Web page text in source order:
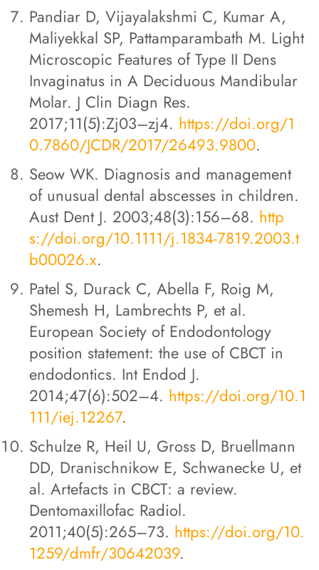
Pandiar D, Vijayalakshmi C, Kumar A,
Maliyekkal SP, Pattamparambath M. Light
Microscopic Features of Type II Dens
Invaginatus in A Deciduous Mandibular
Molar. J Clin Diagn Res.
2017;11(5):Zj03–zj4. https://doi.org/1
0.7860/JCDR/2017/26493.9800.
Seow WK. Diagnosis and management
of unusual dental abscesses in children.
Aust Dent J. 2003;48(3):156–68. http
s://doi.org/10.1111/j.1834-7819.2003.t
b00026.x.
Patel S, Durack C, Abella F, Roig M,
Shemesh H, Lambrechts P, et al.
European Society of Endodontology
position statement: the use of CBCT in
endodontics. Int Endod J.
2014;47(6):502–4. https://doi.org/10.1
111/iej.12267.
Schulze R, Heil U, Gross D, Bruellmann
DD, Dranischnikow E, Schwanecke U, et
al. Artefacts in CBCT: a review.
Dentomaxillofac Radiol.
2011;40(5):265–73. https://doi.org/10.
1259/dmfr/30642039.